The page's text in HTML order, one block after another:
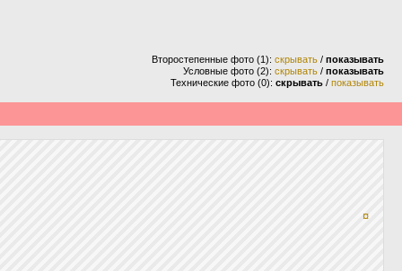
Второстепенные фото (1): скрывать / показывать
Условные фото (2): скрывать / показывать
Технические фото (0): скрывать / показывать
¤